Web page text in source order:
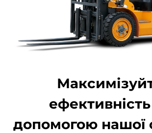
допомогою нашої